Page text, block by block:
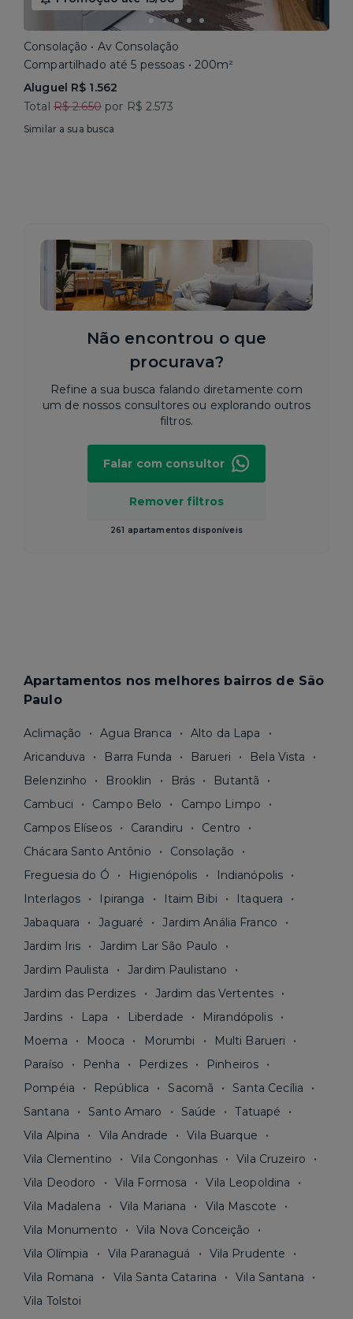
Consolação • Av Consolação
Compartilhado até 5 pessoas • 200m²
Aluguel R$ 1.562
Total R$ 2.650por R$ 2.573
Similar a sua busca
Não encontrou o que
procurava?
Refine a sua busca falando diretamente com
um de nossos consultores ou explorando outros
filtros.
Remover filtros
261 apartamentos disponíveis
Falar com consultor
Apartamentos nos melhores bairros de São
Paulo
Aclimação Agua Branca
Alto da Lapa
Aricanduva
Barra Funda Barueri
Bela Vista
Belenzinho
Brooklin Brás
Butantã
Cambuci
Campo Belo
Campo Limpo
Campos Elíseos
Carandiru
Centro
Chácara Santo Antônio
Consolação
Freguesia do Ó
Higienópolis
Indianópolis
Interlagos
Ipiranga Itaim Bibi
Itaquera
Jabaquara
Jaguaré
Jardim Anália Franco
Jardim Iris
Jardim Lar São Paulo
Jardim Paulista
Jardim Paulistano
Jardim das Perdizes
Jardim das Vertentes
Jardins
Lapa Liberdade
Mirandópolis
Moema
Mooca Morumbi
Multi Barueri
Paraíso
Penha Perdizes
Pinheiros
Pompéia
República Sacomã
Santa Cecília
Santana
Santo Amaro Saúde
Tatuapé
Vila Alpina
Vila Andrade
Vila Buarque
Vila Clementino
Vila Congonhas
Vila Cruzeiro
Vila Deodoro
Vila Formosa
Vila Leopoldina
Vila Madalena
Vila Mariana
Vila Mascote
Vila Monumento
Vila Nova Conceição
Vila Olímpia
Vila Paranaguá
Vila Prudente
Vila Romana
Vila Santa Catarina
Vila Santana
Vila Tolstoi